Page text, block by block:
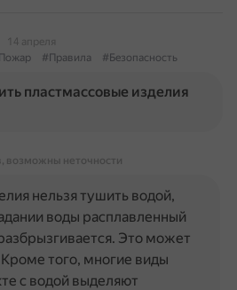
14 апреля
#Правила #Безопасность
пластмассовые изделия
возможны неточности
нельзя тушить водой,
воды расплавленный
Это может
того, многие виды
с водой выделяют